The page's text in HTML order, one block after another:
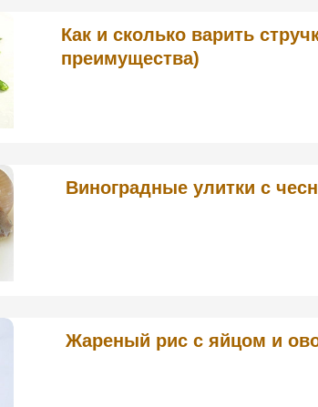
Как и сколько варить
преимущества)
Виноградные улитки с
Жареный рис с яйцом и